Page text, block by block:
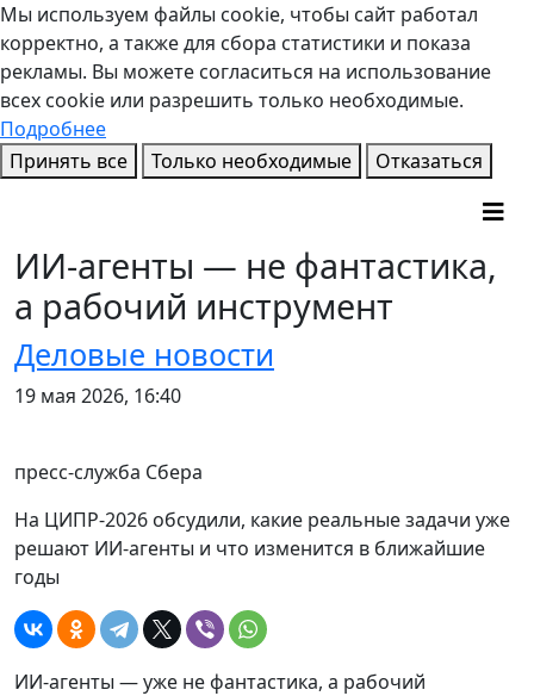
Мы используем файлы cookie, чтобы сайт работал
корректно, а также для сбора статистики и показа
рекламы. Вы можете согласиться на использование
всех cookie или разрешить только необходимые.
Подробнее
Принять все
Только необходимые Отказаться
ИИ-агенты — не фантастика,
а рабочий инструмент
Деловые новости
19 мая 2026, 16:40
пресс-служба Сбера
На ЦИПР-2026 обсудили, какие реальные задачи уже
решают ИИ-агенты и что изменится в ближайшие
годы
ИИ-агенты — уже не фантастика, а рабочий